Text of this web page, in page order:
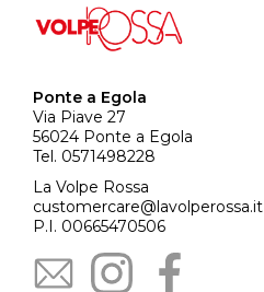
Ponte a Egola
Via Piave 27
56024 Ponte a Egola
Tel. 0571498228
La Volpe Rossa
customercare@lavolperossa.it
P.I. 00665470506